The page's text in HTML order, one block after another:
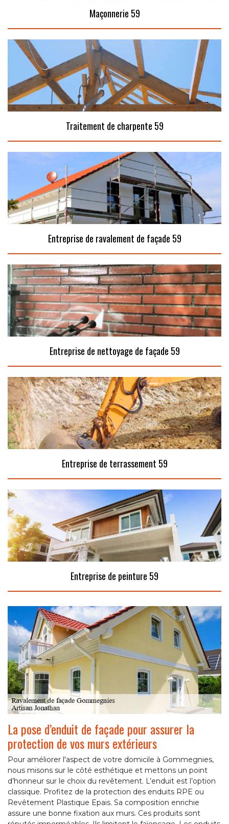
Maçonnerie 59
Traitement de charpente 59
Entreprise de ravalement de façade 59
Entreprise de nettoyage de façade 59
Entreprise de terrassement 59
Entreprise de peinture 59
La pose d’enduit de façade pour assurer la
protection de vos murs extérieurs
Pour améliorer l'aspect de votre domicile à Gommegnies,
nous misons sur le côté esthétique et mettons un point
d’honneur sur le choix du revêtement. L’enduit est l’option
classique. Profitez de la protection des enduits RPE ou
Revêtement Plastique Epais. Sa composition enrichie
assure une bonne fixation aux murs. Ces produits sont